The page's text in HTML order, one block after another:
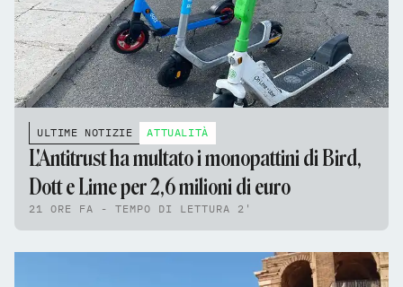
ULTIME NOTIZIE ATTUALITÀ
L'Antitrust ha multato i monopattini di Bird,
Dott e Lime per 2,6 milioni di euro
21 ORE FA - TEMPO DI LETTURA 2'